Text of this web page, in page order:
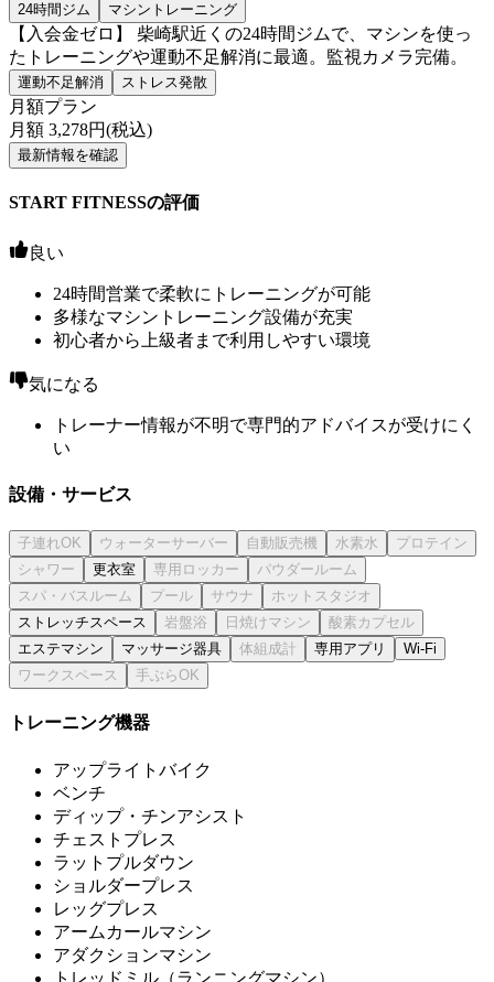
24時間ジム
マシントレーニング
【入会金ゼロ】 柴崎駅近くの24時間ジムで、マシンを使っ
たトレーニングや運動不足解消に最適。監視カメラ完備。
運動不足解消 ストレス発散
月額プラン
月額 3,278円(税込)
最新情報を確認
START FITNESSの評価
良い
24時間営業で柔軟にトレーニングが可能
多様なマシントレーニング設備が充実
初心者から上級者まで利用しやすい環境
気になる
トレーナー情報が不明で専門的アドバイスが受けにく
い
設備・サービス
更衣室
ストレッチスペース
エステマシン
マッサージ器具 専用アプリ Wi-Fi
トレーニング機器
アップライトバイク
ベンチ
ディップ・チンアシスト
チェストプレス
ラットプルダウン
ショルダープレス
レッグプレス
アームカールマシン
アダクションマシン
トレッドミル（ランニングマシン）